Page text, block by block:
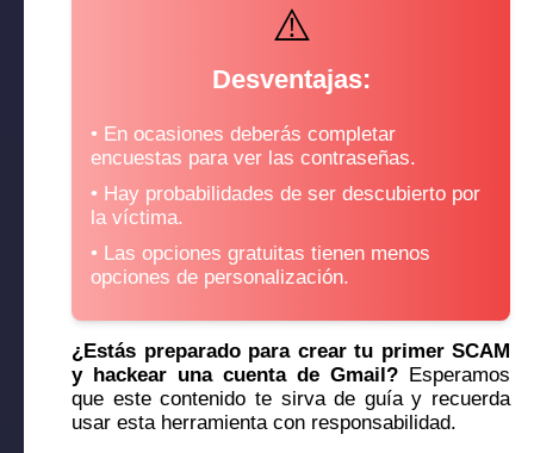
⚠️
Desventajas:
En ocasiones deberás completar
encuestas para ver las contraseñas.
Hay probabilidades de ser descubierto por
la víctima.
Las opciones gratuitas tienen menos
opciones de personalización.
¿Estás preparado para crear tu primer SCAM
y hackear una cuenta de Gmail? Esperamos
que este contenido te sirva de guía y recuerda
usar esta herramienta con responsabilidad.